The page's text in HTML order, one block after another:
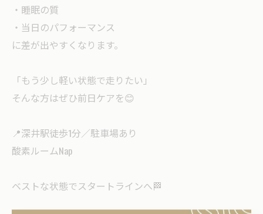
・睡眠の質
・当日のパフォーマンス
に差が出やすくなります。
「もう少し軽い状態で走りたい」
そんな方はぜひ前日ケアを😊
📍深井駅徒歩1分／駐車場あり
酸素ルームNap
ベストな状態でスタートラインへ🏁